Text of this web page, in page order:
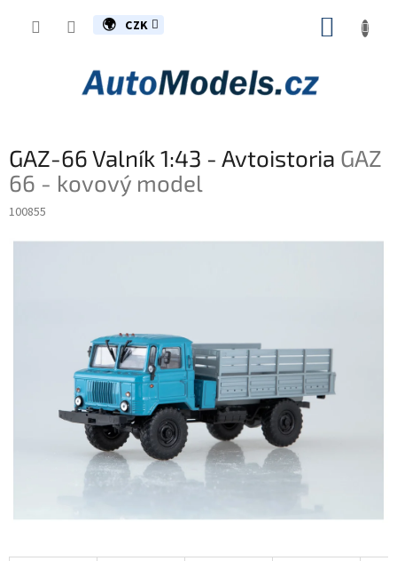
CZK
GAZ-66 Valník 1:43 - Avtoistoria GAZ
66 - kovový model
100855